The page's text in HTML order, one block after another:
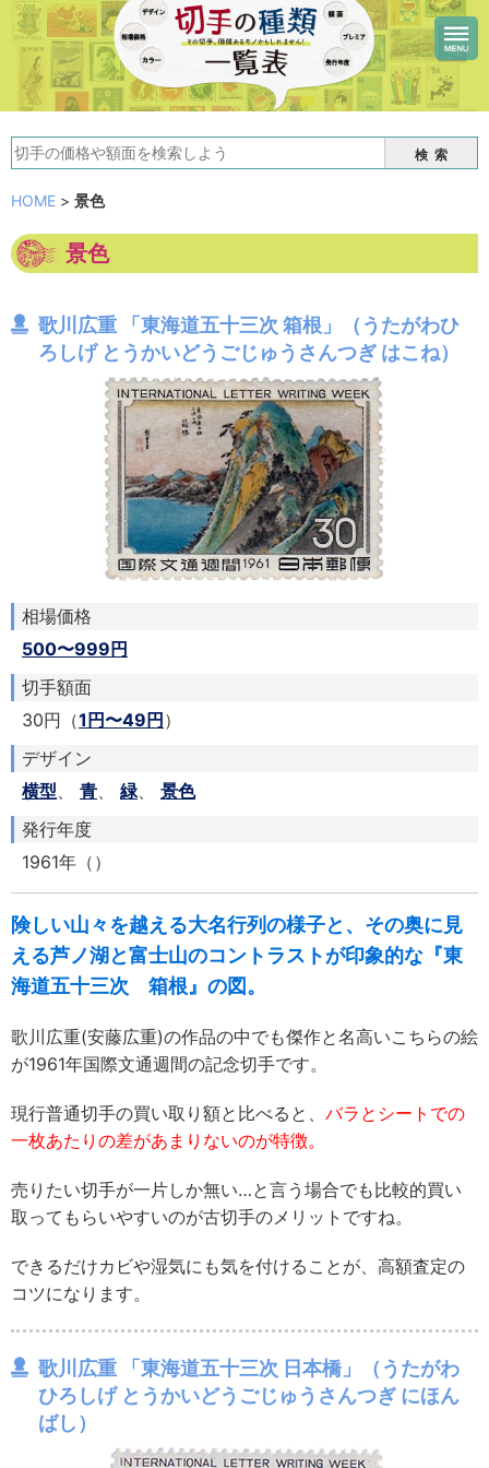
検索
HOME > 景色
景色
歌川広重 「東海道五十三次 箱根」（うたがわひ
ろしげ とうかいどうごじゅうさんつぎ はこね）
相場価格
500〜999円
切手額面
30円（1円〜49円）
デザイン
横型
青 緑
景色
発行年度
1961年（）
険しい山々を越える大名行列の様子と、その奥に見
える芦ノ湖と富士山のコントラストが印象的な『東
海道五十三次 箱根』の図。
歌川広重(安藤広重)の作品の中でも傑作と名高いこちらの絵
が1961年国際文通週間の記念切手です。
現行普通切手の買い取り額と比べると、 バラとシートでの
一枚あたりの差があまりないのが特徴。
売りたい切手が一片しか無い…と言う場合でも比較的買い
取ってもらいやすいのが古切手のメリットですね。
できるだけカビや湿気にも気を付けることが、高額査定の
コツになります。
歌川広重 「東海道五十三次 日本橋」（うたがわ
ひろしげ とうかいどうごじゅうさんつぎ にほん
ばし）